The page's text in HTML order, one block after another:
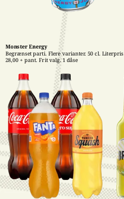
Monster Energy
Begrænset parti. Flere varianter. 50 cl. Literpris
28,00 + pant. Frit valg. 1 dåse